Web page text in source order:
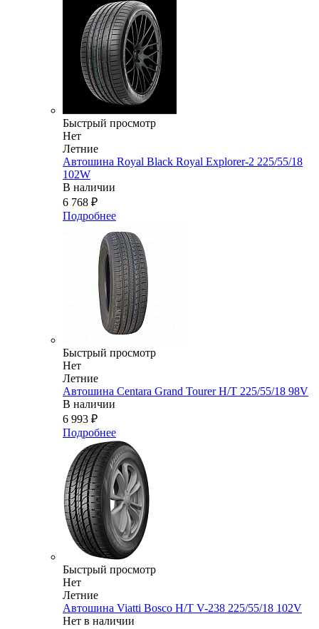
Быстрый просмотр
Нет
Летние
Автошина Royal Black Royal Explorer-2 225/55/18
102W
В наличии
6 768 ₽
Подробнее
Быстрый просмотр
Нет
Летние
Автошина Centara Grand Tourer H/T 225/55/18 98V
В наличии
6 993 ₽
Подробнее
Быстрый просмотр
Нет
Летние
Автошина Viatti Bosco H/T V-238 225/55/18 102V
Нет в наличии